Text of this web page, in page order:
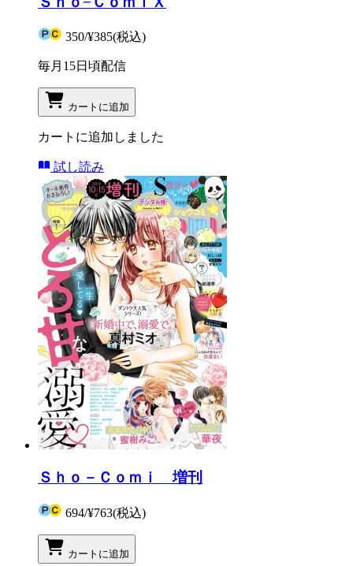
350/¥385(税込)
毎月15日頃配信
カートに追加
カートに追加しました
試し読み
Ｓｈｏ－Ｃｏｍｉ 増刊
694/¥763(税込)
カートに追加